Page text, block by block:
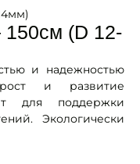
(D 12-
и надежностью
и развитие
для поддержки
Экологически